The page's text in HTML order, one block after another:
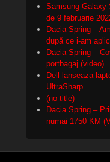
Samsung Galaxy
de 9 februarie
Dacia Spring –
după ce i-am
Dacia Spring –
portbagaj (video)
Dell lanseaza
UltraSharp
(no title)
Dacia Spring –
numai 1750 KM